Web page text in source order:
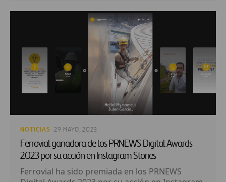
NOTICIAS · 29 MAYO, 2023
Ferrovial ganadora de los PRNEWS Digital Awards
2023 por su acción en Instagram Stories
Ferrovial ha sido premiada en los PRNEWS